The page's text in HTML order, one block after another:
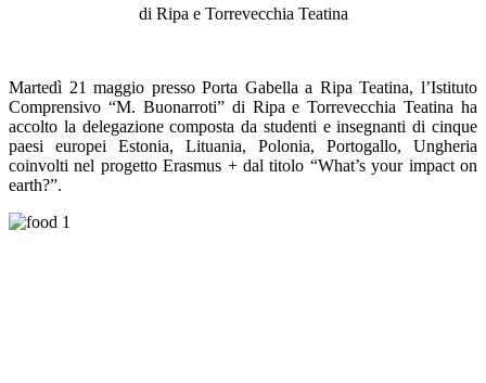
di Ripa e Torrevecchia Teatina
Martedì 21 maggio presso Porta Gabella a Ripa Teatina, l’Istituto
Comprensivo “M. Buonarroti” di Ripa e Torrevecchia Teatina ha
accolto la delegazione composta da studenti e insegnanti di cinque
paesi europei Estonia, Lituania, Polonia, Portogallo, Ungheria
coinvolti nel progetto Erasmus + dal titolo “What’s your impact on
earth?”.